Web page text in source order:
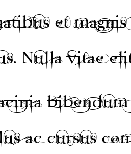
et
Nulla vitae
ac cursus